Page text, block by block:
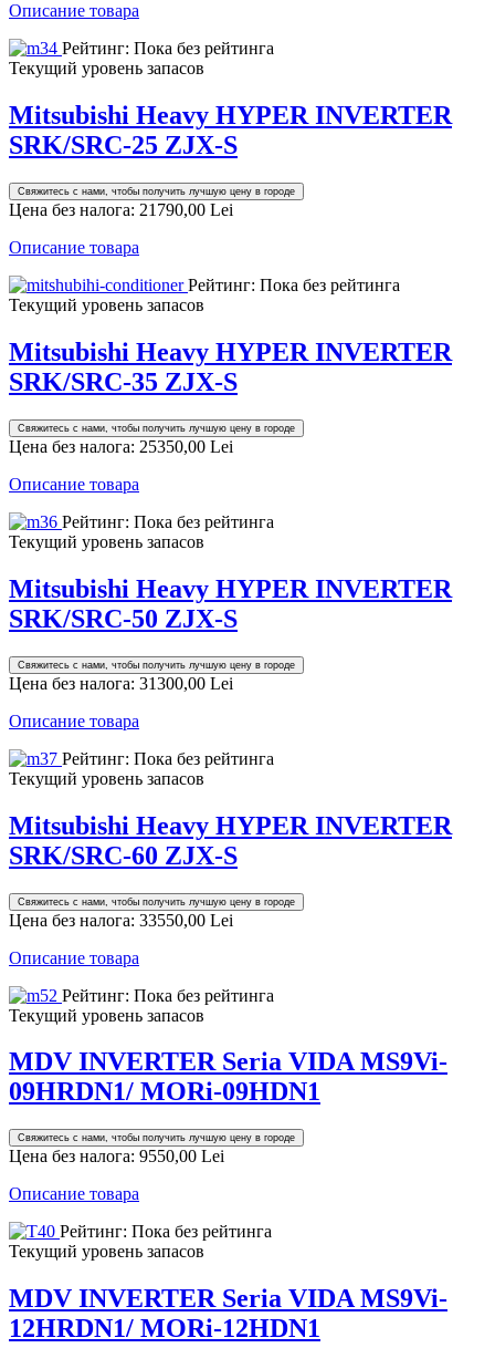
Описание товара
Рейтинг: Пока без рейтинга
Текущий уровень запасов
Mitsubishi Heavy HYPER INVERTER
SRK/SRC-25 ZJX-S
Свяжитесь с нами, чтобы получить лучшую цену в городе
Цена без налога: 21790,00 Lei
Описание товара
Рейтинг: Пока без рейтинга
Текущий уровень запасов
Mitsubishi Heavy HYPER INVERTER
SRK/SRC-35 ZJX-S
Свяжитесь с нами, чтобы получить лучшую цену в городе
Цена без налога: 25350,00 Lei
Описание товара
Рейтинг: Пока без рейтинга
Текущий уровень запасов
Mitsubishi Heavy HYPER INVERTER
SRK/SRC-50 ZJX-S
Свяжитесь с нами, чтобы получить лучшую цену в городе
Цена без налога: 31300,00 Lei
Описание товара
Рейтинг: Пока без рейтинга
Текущий уровень запасов
Mitsubishi Heavy HYPER INVERTER
SRK/SRC-60 ZJX-S
Свяжитесь с нами, чтобы получить лучшую цену в городе
Цена без налога: 33550,00 Lei
Описание товара
Рейтинг: Пока без рейтинга
Текущий уровень запасов
MDV INVERTER Seria VIDA MS9Vi-
09HRDN1/ MORi-09HDN1
Свяжитесь с нами, чтобы получить лучшую цену в городе
Цена без налога: 9550,00 Lei
Описание товара
Рейтинг: Пока без рейтинга
Текущий уровень запасов
MDV INVERTER Seria VIDA MS9Vi-
12HRDN1/ MORi-12HDN1